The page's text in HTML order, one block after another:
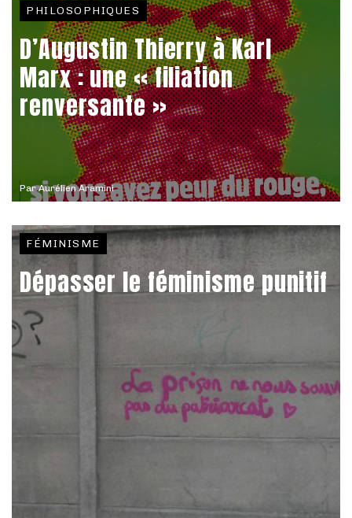
ParAurélien Aramini
PHILOSOPHIQUES
D’Augustin Thierry à Karl
Marx : une « filiation
renversante »
FÉMINISME
Dépasser le féminisme punitif